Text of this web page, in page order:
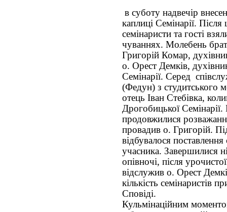
в суботу надвечір
каплиці Семінарії.
семінаристи та гості
чуваннях. Молебень
Григорій Комар,
о. Орест Демків,
Семінарії. Серед
(Федун) з студитського
отець Іван Стебівка,
Дрогобицької
продовжилися
провадив о. Григорій.
відбувалося
учасника. Завершилися
опівночі, після
відслужив о. Орест
кількість семінаристів
Сповіді.
Кульмінаційним